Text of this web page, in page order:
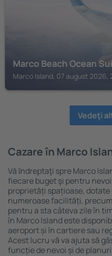
Marco Beach Ocean
Marco Island, 07 august 2026,
Vedeţi
Cazare în Marco
Vă ȋndreptaţi spre Marco
fiecare buget şi pentru
proprietăți spațioase,
numeroase facilități,
pentru a sta câteva zile în
în Marco Island este
aeroport și în cartiere sau
Acest lucru vă va ajuta să
funcție de nevoi și de